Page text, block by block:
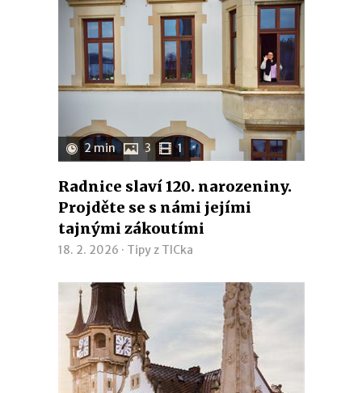
2 min 3 1
Radnice slaví 120. narozeniny.
Projděte se s námi jejími
tajnými zákoutími
18. 2. 2026 · Tipy z TICka